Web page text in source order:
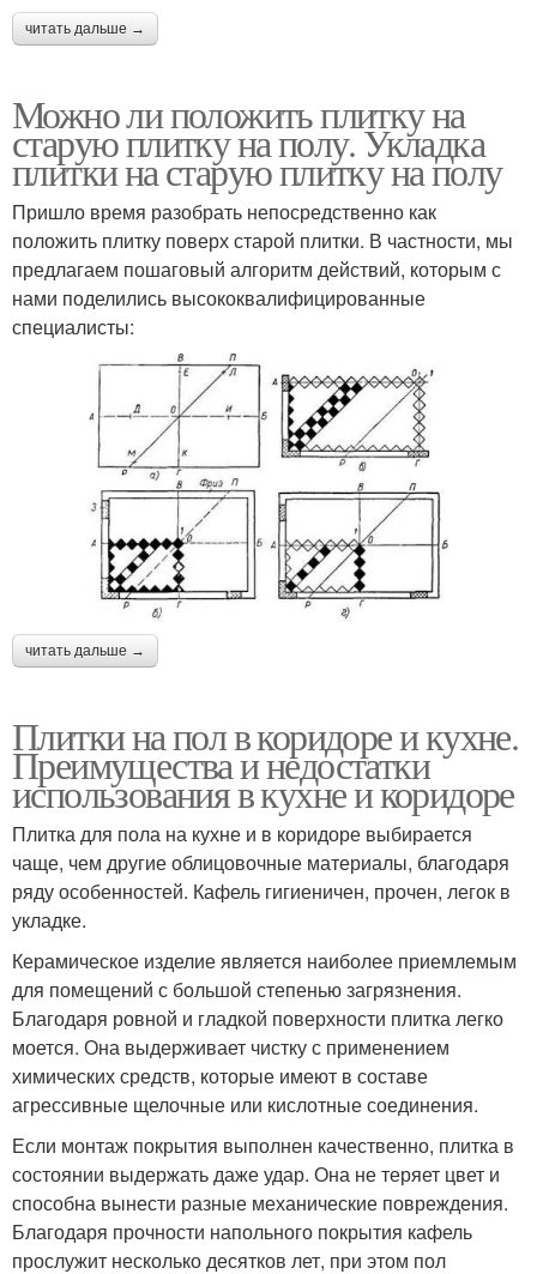
читать дальше →
Можно ли положить плитку на
старую плитку на полу. Укладка
плитки на старую плитку на полу
Пришло время разобрать непосредственно как
положить плитку поверх старой плитки. В частности, мы
предлагаем пошаговый алгоритм действий, которым с
нами поделились высококвалифицированные
специалисты:
читать дальше →
Плитки на пол в коридоре и кухне.
Преимущества и недостатки
использования в кухне и коридоре
Плитка для пола на кухне и в коридоре выбирается
чаще, чем другие облицовочные материалы, благодаря
ряду особенностей. Кафель гигиеничен, прочен, легок в
укладке.
Керамическое изделие является наиболее приемлемым
для помещений с большой степенью загрязнения.
Благодаря ровной и гладкой поверхности плитка легко
моется. Она выдерживает чистку с применением
химических средств, которые имеют в составе
агрессивные щелочные или кислотные соединения.
Если монтаж покрытия выполнен качественно, плитка в
состоянии выдержать даже удар. Она не теряет цвет и
способна вынести разные механические повреждения.
Благодаря прочности напольного покрытия кафель
прослужит несколько десятков лет, при этом пол